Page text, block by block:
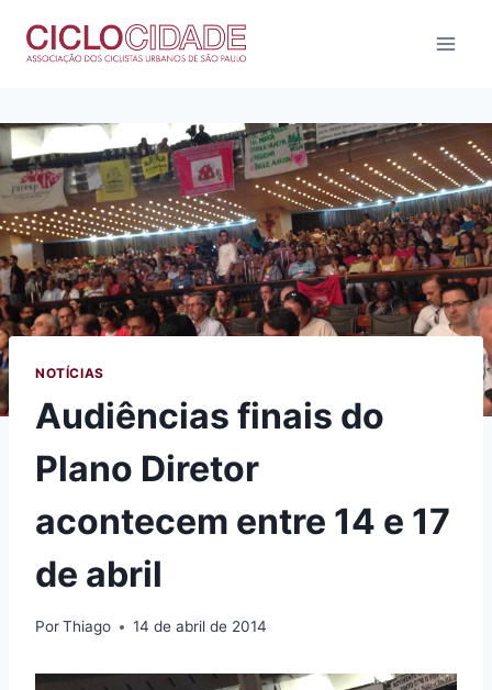
para
NOTÍCIAS
Audiências finais do
Plano Diretor
acontecem entre 14 e 17
de abril
PorThiago 14 de abril de 2014